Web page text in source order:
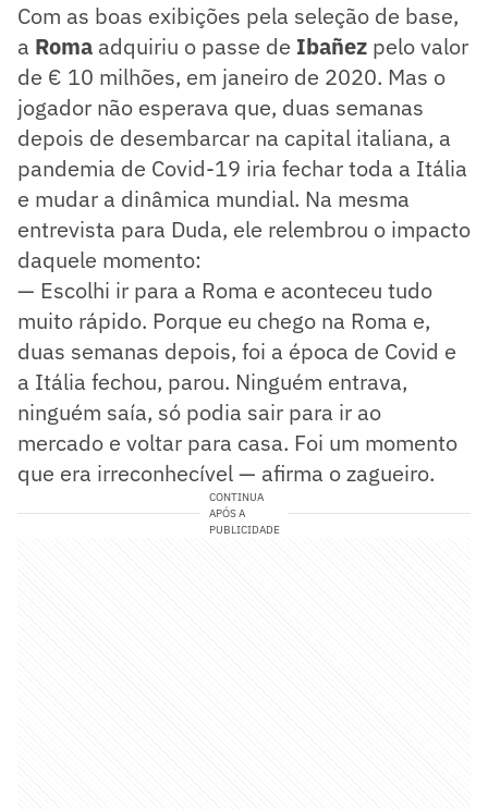
Com as boas exibições pela seleção de base,
a Roma adquiriu o passe de Ibañez pelo valor
de € 10 milhões, em janeiro de 2020. Mas o
jogador não esperava que, duas semanas
depois de desembarcar na capital italiana, a
pandemia de Covid-19 iria fechar toda a Itália
e mudar a dinâmica mundial. Na mesma
entrevista para Duda, ele relembrou o impacto
daquele momento:
— Escolhi ir para a Roma e aconteceu tudo
muito rápido. Porque eu chego na Roma e,
duas semanas depois, foi a época de Covid e
a Itália fechou, parou. Ninguém entrava,
ninguém saía, só podia sair para ir ao
mercado e voltar para casa. Foi um momento
que era irreconhecível — afirma o zagueiro.
CONTINUA
APÓS A
PUBLICIDADE